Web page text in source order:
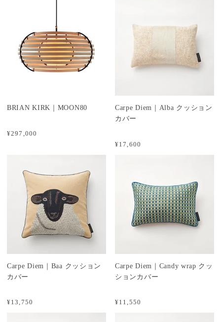
¥297,000
BRIAN KIRK｜MOON80
¥17,600
Carpe Diem｜Alba クッション
カバー
¥13,750
Carpe Diem｜Baa クッション
カバー
¥11,550
Carpe Diem｜Candy wrap クッ
ションカバー